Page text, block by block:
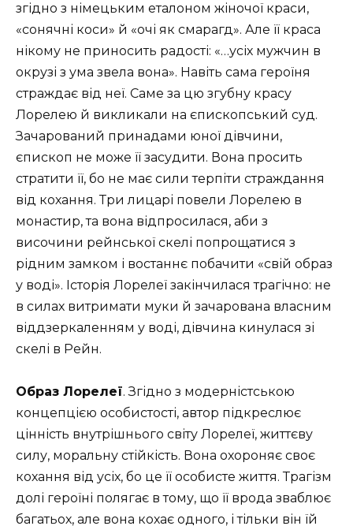
згідно з німецьким еталоном жіночої краси,
«сонячні коси» й «очі як смарагд». Але її краса
нікому не приносить радості: «…усіх мужчин в
окрузі з ума звела вона». Навіть сама героїня
страждає від неї. Саме за цю згубну красу
Лорелею й викликали на єпископський суд.
Зачарований принадами юної дівчини,
єпископ не може її засудити. Вона просить
стратити її, бо не має сили терпіти страждання
від кохання. Три лицарі повели Лорелею в
монастир, та вона відпросилася, аби з
височини рейнської скелі попрощатися з
рідним замком і востаннє побачити «свій образ
у воді». Історія Лорелеї закінчилася трагічно: не
в силах витримати муки й зачарована власним
віддзеркаленням у воді, дівчина кинулася зі
скелі в Рейн.
Образ Лорелеї. Згідно з модерністською
концепцією особистості, автор підкреслює
цінність внутрішнього світу Лорелеї, життєву
силу, моральну стійкість. Вона охороняє своє
кохання від усіх, бо це її особисте життя. Трагізм
долі героїні полягає в тому, що її врода зваблює
багатьох, але вона кохає одного, і тільки він їй